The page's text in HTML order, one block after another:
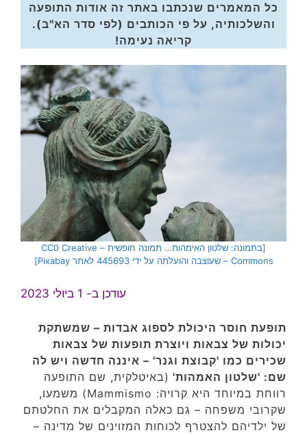
כל המאמרים שנכתבו באתר זה אודות התופעה
והשלכותיה, על פי הכותבים (לפי סדר הא"ב).
קריאה נעימה!
[בתמונה: שלטון האימהות… תמונה חופשית – CC0 Creative
Commons – שעוצבה והועלתה על ידי 445693 לאתר Pixabay]
עודכן ב- 1 ביולי 2023
תופעת חוסר היכולת לספוג אבדות – שמשתקת
יכולות של צבאות ויוצרת תופעות של צבאות
שכירים כמו 'קבוצת וגנר' – איננה חדשה ויש לה
שם: 'שלטון האמהות' (באיטלקית, שם התופעה
רווחת במיוחד היא קרויה: Mammismo) משמעו,
שקרובי משפחה – גם כאלה המקבלים את החלטתם
של ילדיהם להצטרף לכוחות המזוינים של מדינה –